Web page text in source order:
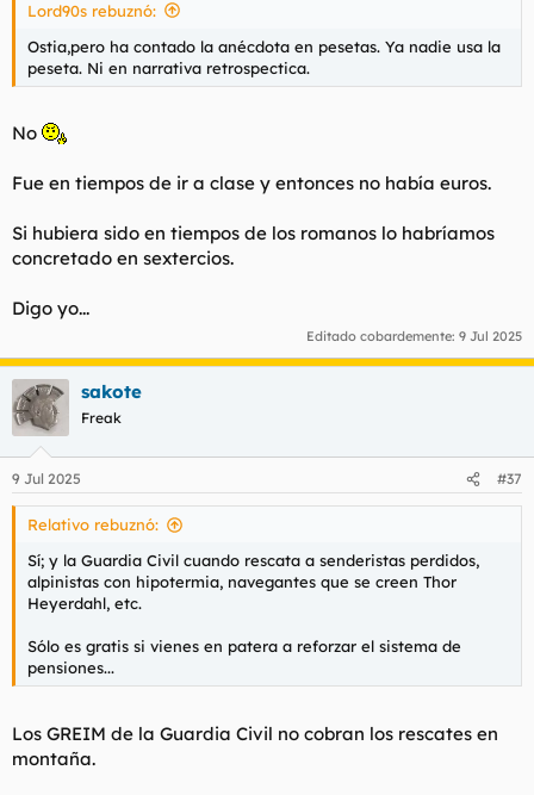
Lord90s rebuznó:
Ostia,pero ha contado la anécdota en pesetas. Ya nadie usa la
peseta. Ni en narrativa retrospectica.
No
Fue en tiempos de ir a clase y entonces no había euros.
Si hubiera sido en tiempos de los romanos lo habríamos
concretado en sextercios.
Digo yo...
Editado cobardemente: 9 Jul 2025
sakote
Freak
9 Jul 2025 #37
Relativo rebuznó:
Sí; y la Guardia Civil cuando rescata a senderistas perdidos,
alpinistas con hipotermia, navegantes que se creen Thor
Heyerdahl, etc.
Sólo es gratis si vienes en patera a reforzar el sistema de
pensiones...
Los GREIM de la Guardia Civil no cobran los rescates en
montaña.